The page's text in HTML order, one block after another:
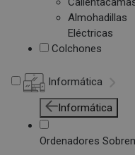
Almohadillas
Eléctricas
Colchones
Informática
Informática
Ordenadores